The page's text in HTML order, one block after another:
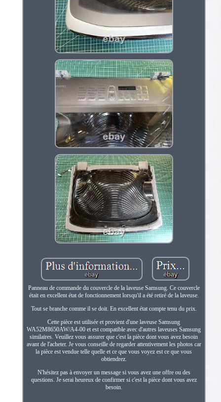
Panneau de commande du couvercle de la laveuse Samsung. Ce couvercle
était en excellent état de fonctionnement lorsqu'il a été retiré de la laveuse.
Tout se branche comme il se doit. En excellent état compte tenu du prix.
Cette pièce est utilisée et provient d'une laveuse Samsung
WA52M8650AW/A4-00 et est compatible avec d'autres laveuses Samsung
similaires. Veuillez vous assurer que c'est la pièce dont vous avez besoin
avant de l'acheter. Je vous conseille de regarder attentivement les photos car
la pièce est vendue telle quelle et ce que vous voyez est ce que vous
obtiendrez.
N'hésitez pas à envoyer un message si vous avez une offre ou des
questions. Je serai heureux de confirmer si c'est la pièce dont vous avez
besoin.